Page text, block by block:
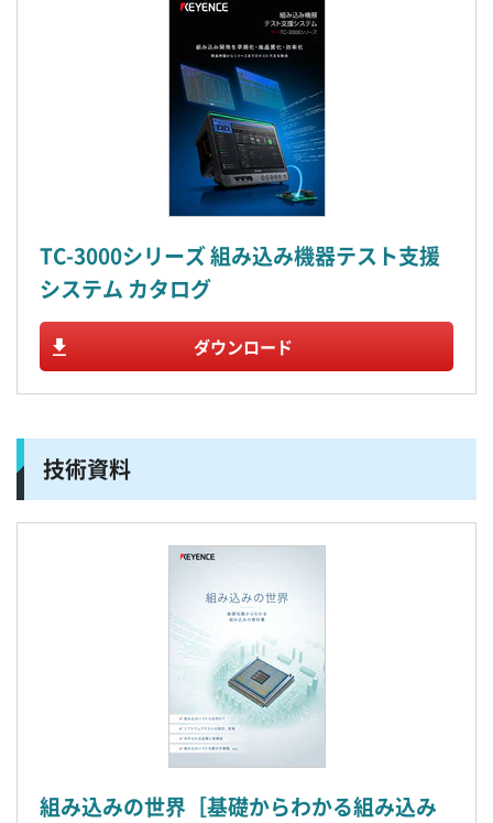
TC-3000シリーズ 組み込み機器テスト支援
システム カタログ
ダウンロード
技術資料
組み込みの世界［基礎からわかる組み込み